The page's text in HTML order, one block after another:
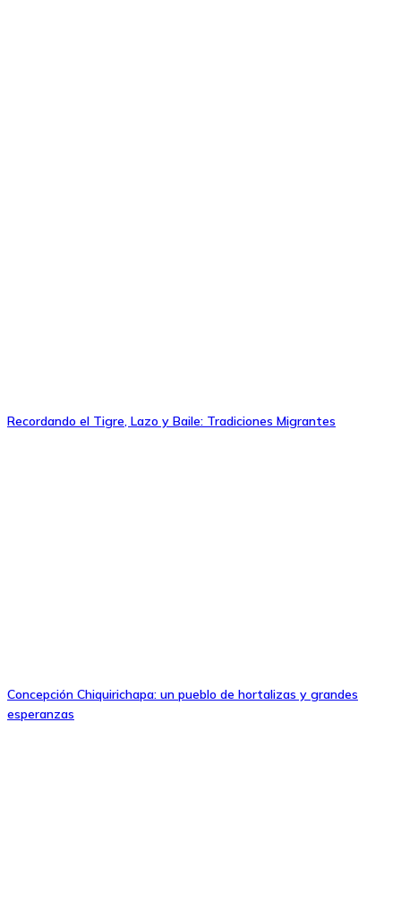
Recordando el Tigre, Lazo y Baile: Tradiciones Migrantes
Concepción Chiquirichapa: un pueblo de hortalizas y grandes
esperanzas